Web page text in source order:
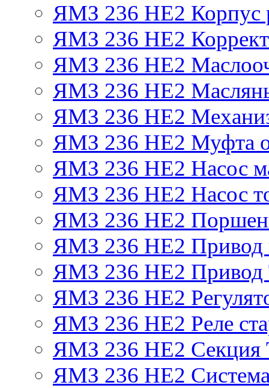
ЯМЗ 236 НЕ2 Корпус
ЯМЗ 236 НЕ2
ЯМЗ 236 НЕ2
ЯМЗ 236 НЕ2
ЯМЗ 236 НЕ2
ЯМЗ 236 НЕ2 Муфта
ЯМЗ 236 НЕ2 Насос
ЯМЗ 236 НЕ2 Насос
ЯМЗ 236 НЕ2
ЯМЗ 236 НЕ2 Привод
ЯМЗ 236 НЕ2
ЯМЗ 236 НЕ2
ЯМЗ 236 НЕ2 Реле
ЯМЗ 236 НЕ2
ЯМЗ 236 НЕ2